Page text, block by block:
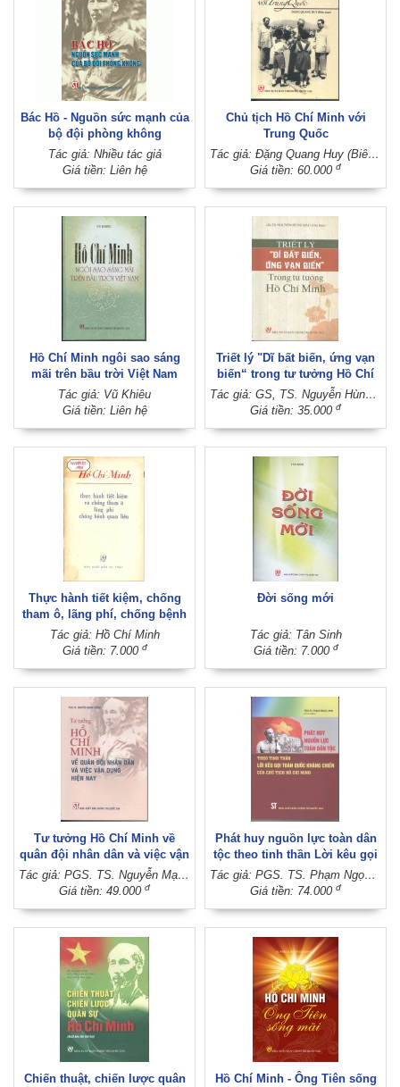
Bác Hồ - Nguồn sức mạnh của
bộ đội phòng không
Tác giả: Nhiều tác giả
Giá tiền: Liên hệ
Chủ tịch Hồ Chí Minh với
Trung Quốc
Tác giả: Đặng Quang Huy (Biên soạn)
Giá tiền: 60.000 đ
Hồ Chí Minh ngôi sao sáng
mãi trên bầu trời Việt Nam
Tác giả: Vũ Khiêu
Giá tiền: Liên hệ
Triết lý "Dĩ bất biến, ứng vạn
biến“ trong tư tưởng Hồ Chí
Minh
Tác giả: GS, TS. Nguyễn Hùng Hậu (Chủ biên)
Giá tiền: 35.000 đ
Thực hành tiết kiệm, chống
tham ô, lãng phí, chống bệnh
quan liêu
Tác giả: Hồ Chí Minh
Giá tiền: 7.000 đ
Đời sống mới
Tác giả: Tân Sinh
Giá tiền: 7.000 đ
Tư tưởng Hồ Chí Minh về
quân đội nhân dân và việc vận
dụng hiện nay
Tác giả: PGS. TS. Nguyễn Mạnh Hưởng
Giá tiền: 49.000 đ
Phát huy nguồn lực toàn dân
tộc theo tinh thần Lời kêu gọi
toàn quốc kháng chiến của
Chủ tịch Hồ Chí Minh
Tác giả: PGS. TS. Phạm Ngọc Anh (Chủ biên)
Giá tiền: 74.000 đ
Chiến thuật, chiến lược quân
Hồ Chí Minh - Ông Tiên sống